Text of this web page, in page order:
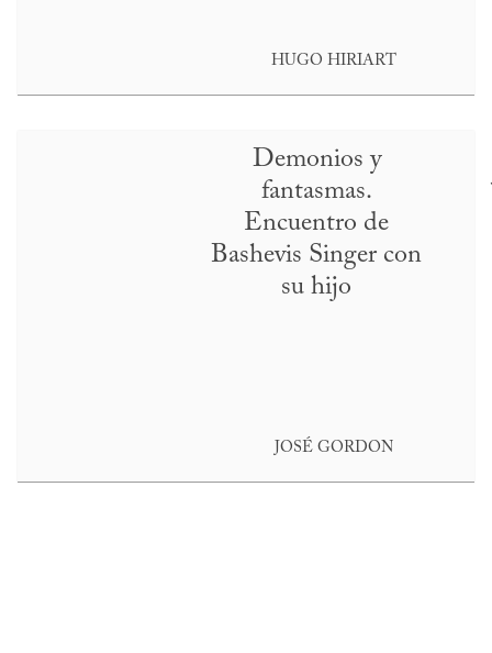
HUGO HIRIART
Demonios y
fantasmas.
Encuentro de
Bashevis Singer con
su hijo
JOSÉ GORDON